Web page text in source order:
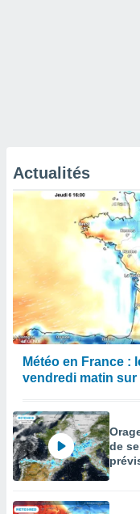
Actualités
Météo en France :
vendredi matin
de